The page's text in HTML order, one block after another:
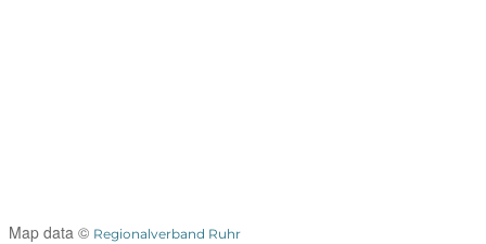
Map data © Regionalverband Ruhr